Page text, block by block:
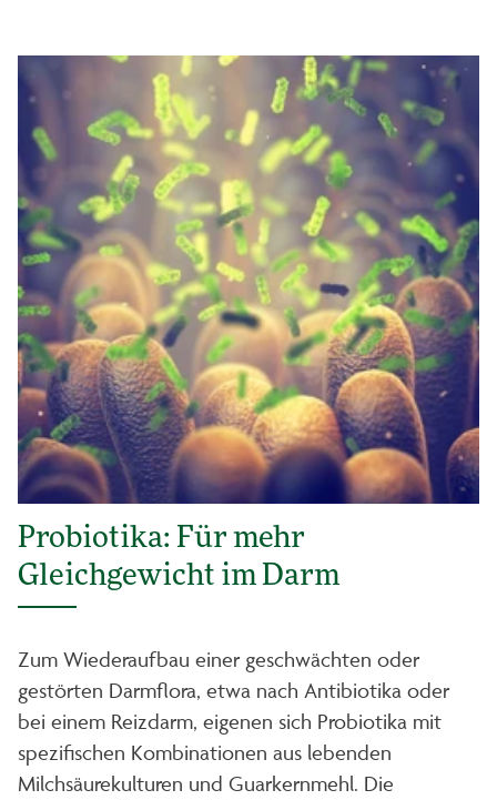
Probiotika: Für mehr
Gleichgewicht im Darm
Zum Wiederaufbau einer geschwächten oder
gestörten Darmflora, etwa nach Antibiotika oder
bei einem Reizdarm, eigenen sich Probiotika mit
spezifischen Kombinationen aus lebenden
Milchsäurekulturen und Guarkernmehl. Die